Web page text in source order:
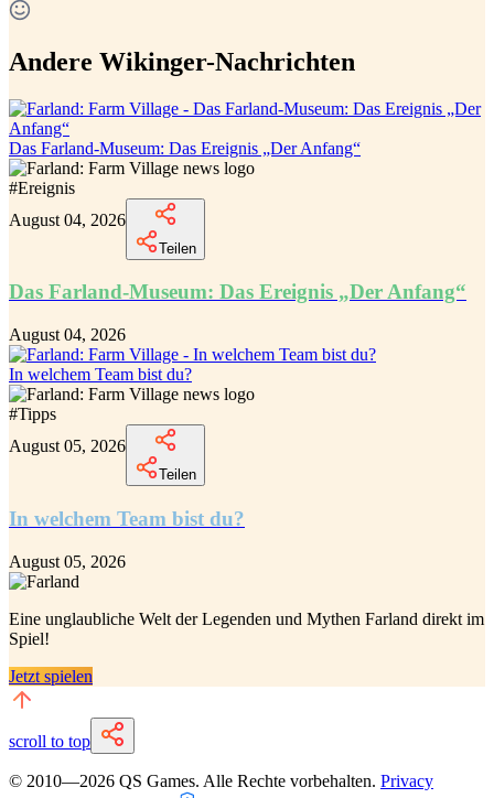
Andere Wikinger-Nachrichten
Das Farland-Museum: Das Ereignis „Der Anfang“
#Ereignis
August 04, 2026
Teilen
Das Farland-Museum: Das Ereignis „Der Anfang“
August 04, 2026
In welchem Team bist du?
#Tipps
August 05, 2026
Teilen
In welchem Team bist du?
August 05, 2026
Eine unglaubliche Welt der Legenden und Mythen Farland direkt im
Spiel!
Jetzt spielen
scroll to top
© 2010—2026 QS Games. Alle Rechte vorbehalten. Privacy